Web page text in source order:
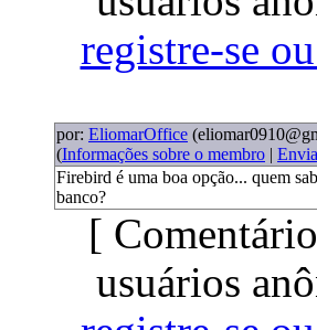
registre-se
por: EliomarOffice
(Informações sobre o membro |
Firebird é uma boa opção... quem
banco?
[
usuários